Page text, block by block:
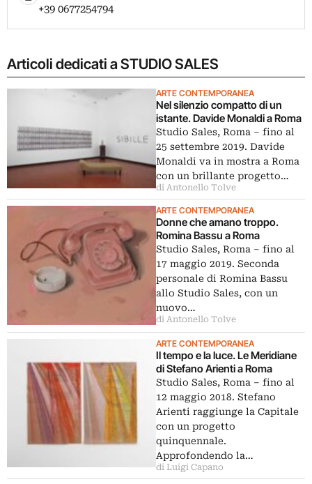
+39 0677254794
Articoli dedicati a STUDIO SALES
ARTE CONTEMPORANEA
Nel silenzio compatto di un
istante. Davide Monaldi a Roma
Studio Sales, Roma – fino al
25 settembre 2019. Davide
Monaldi va in mostra a Roma
con un brillante progetto…
di Antonello Tolve
ARTE CONTEMPORANEA
Donne che amano troppo.
Romina Bassu a Roma
Studio Sales, Roma ‒ fino al
17 maggio 2019. Seconda
personale di Romina Bassu
allo Studio Sales, con un
nuovo…
di Antonello Tolve
ARTE CONTEMPORANEA
Il tempo e la luce. Le Meridiane
di Stefano Arienti a Roma
Studio Sales, Roma ‒ fino al
12 maggio 2018. Stefano
Arienti raggiunge la Capitale
con un progetto
quinquennale.
Approfondendo la…
di Luigi Capano